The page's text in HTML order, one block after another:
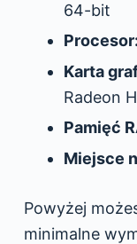
64-bit
Procesor:
Karta
Radeon
Pamięć
Miejsce
Powyżej
minimalne